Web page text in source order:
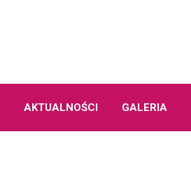
AKTUALNOŚCI GALERIA